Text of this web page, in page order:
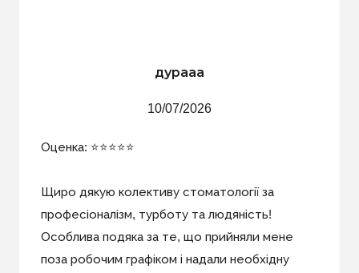
дурааа
10/07/2026
Оценка: ⭐️⭐️⭐️⭐️⭐️
Щиро дякую колективу стоматології за
професіоналізм, турботу та людяність!
Особлива подяка за те, що прийняли мене
поза робочим графіком і надали необхідну